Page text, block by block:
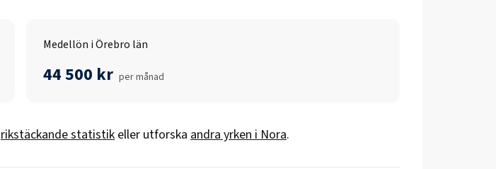
Medellön i Örebro län
44 500 kr per månad
rikstäckande statistik eller utforska andra yrken iNora.